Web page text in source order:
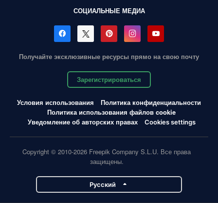
СОЦИАЛЬНЫЕ МЕДИА
Получайте эксклюзивные ресурсы прямо на свою почту
Зарегистрироваться
Условия использования
Политика конфиденциальности
Политика использования файлов cookie
Уведомление об авторских правах
Cookies settings
Copyright © 2010-2026 Freepik Company S.L.U. Все права
защищены.
Pусский